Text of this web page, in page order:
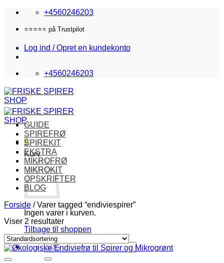
Fortsæt
indhold
+4560246203
Fri fragt i DK over 870,-
Log ind / Opret en kundekonto
+4560246203
0
Kurv
Ingen varer i kurven.
Tilbage til shoppen
Søg
efter:
GUIDE
SPIREFRØ
SPIREKIT
EKSTRA
MIKROFRØ
MIKROKIT
OPSKRIFTER
BLOG
Forside /Varer tagged “endiviespirer”
Viser 2 resultater